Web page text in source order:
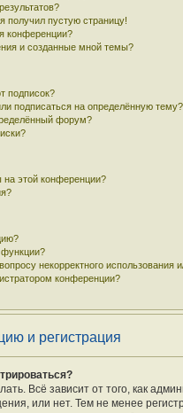
получил пустую страницу!
конференции?
и созданные мной темы?
подписок?
подписаться на определённую тему?
форум?
этой конференции?
функции?
некорректного
конференции?
и регистрация
Всё зависит от того, как
или нет. Тем не менее